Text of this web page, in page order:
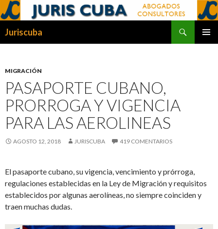
Juriscuba
MIGRACIÓN
PASAPORTE CUBANO,
PRORROGA Y VIGENCIA
PARA LAS AEROLINEAS
AGOSTO 12, 2018 JURISCUBA 419 COMENTARIOS
El pasaporte cubano, su vigencia, vencimiento y prórroga,
regulaciones establecidas en la Ley de Migración y requisitos
establecidos por algunas aerolíneas, no siempre coinciden y
traen muchas dudas.